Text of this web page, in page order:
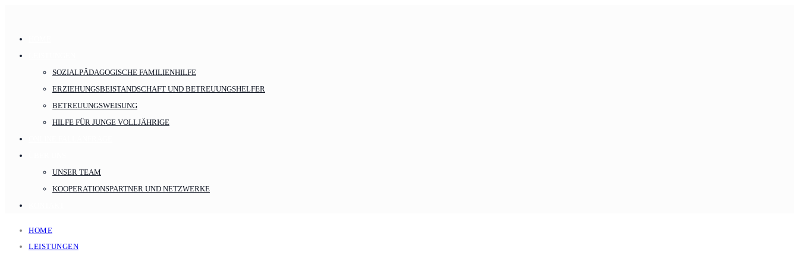
SOZIALPÄDAGOGISCHE FAMILIENHILFE
ERZIEHUNGSBEISTANDSCHAFT UND BETREUUNGSHELFER
BETREUUNGSWEISUNG
HILFE FÜR JUNGE VOLLJÄHRIGE
UNSER TEAM
KOOPERATIONSPARTNER UND NETZWERKE
HOME
LEISTUNGEN